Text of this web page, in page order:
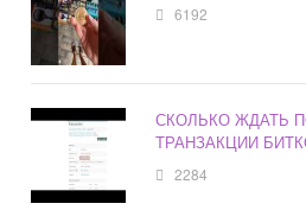
6192
СКОЛЬКО ЖДАТЬ
ТРАНЗАКЦИИ
2284